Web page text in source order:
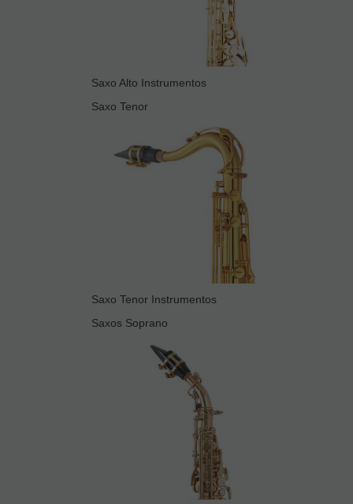
Saxo Alto Instrumentos
Saxo Tenor
Saxo Tenor Instrumentos
Saxos Soprano